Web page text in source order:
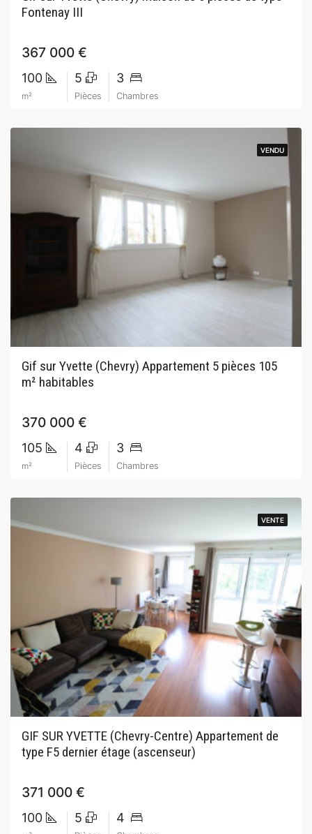
Fontenay III
367 000 €
100
m²
5
Pièces
3
Chambres
VENDU
VENDU
Gif sur Yvette (Chevry) Appartement 5 pièces 105
m² habitables
370 000 €
105
m²
4
Pièces
3
Chambres
VENTE
VENTE
GIF SUR YVETTE (Chevry-Centre) Appartement de
type F5 dernier étage (ascenseur)
371 000 €
100 5 4